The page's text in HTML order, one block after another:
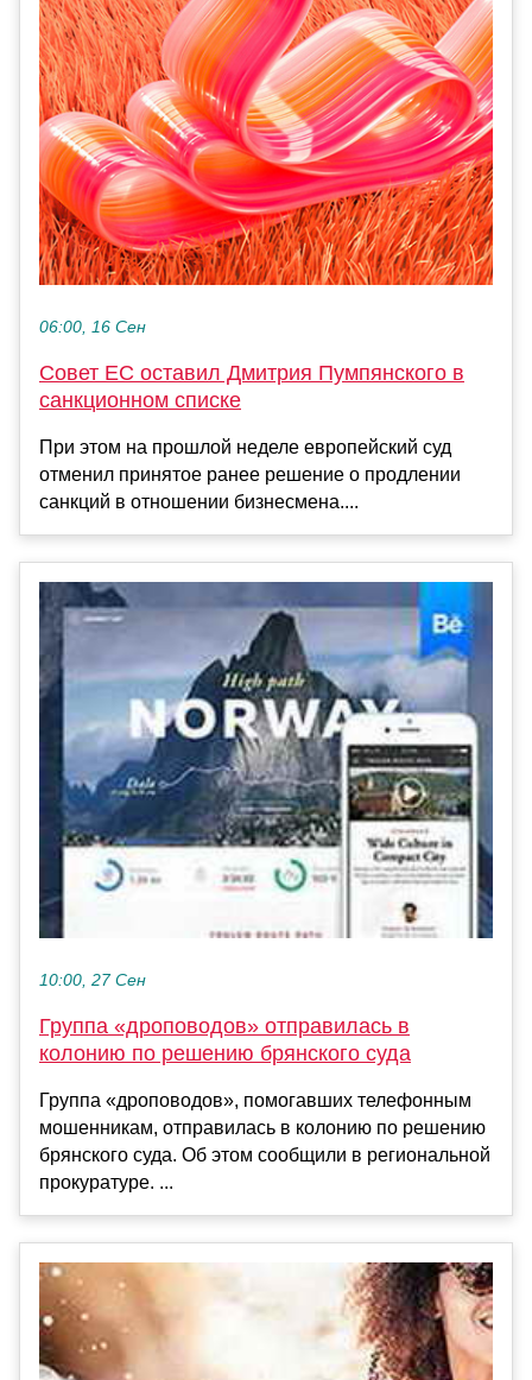
06:00, 16 Сен
Совет ЕС оставил Дмитрия Пумпянского в
санкционном списке
При этом на прошлой неделе европейский суд
отменил принятое ранее решение о продлении
санкций в отношении бизнесмена....
10:00, 27 Сен
Группа «дроповодов» отправилась в
колонию по решению брянского суда
Группа «дроповодов», помогавших телефонным
мошенникам, отправилась в колонию по решению
брянского суда. Об этом сообщили в региональной
прокуратуре. ...